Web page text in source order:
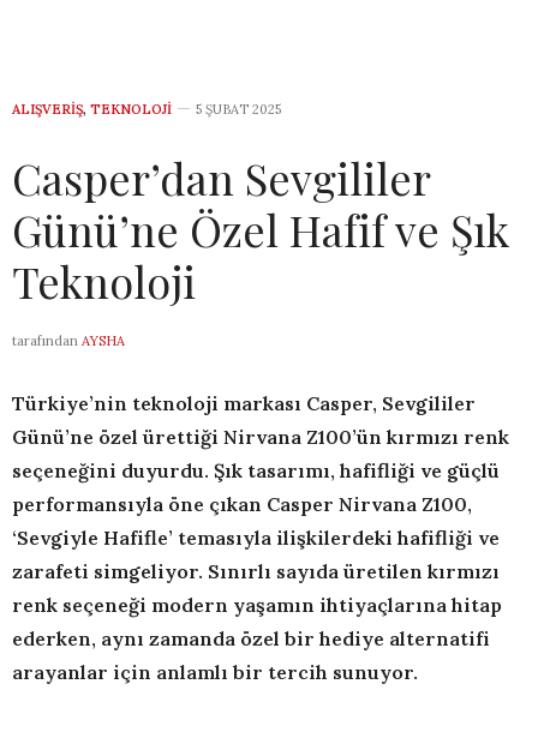
ALIŞVERIŞ, TEKNOLOJI 5 ŞUBAT 2025
Casper’dan Sevgililer
Günü’ne Özel Hafif ve Şık
Teknoloji
tarafından AYSHA
Türkiye’nin teknoloji markası Casper, Sevgililer
Günü’ne özel ürettiği Nirvana Z100’ün kırmızı renk
seçeneğini duyurdu. Şık tasarımı, hafifliği ve güçlü
performansıyla öne çıkan Casper Nirvana Z100,
‘Sevgiyle Hafifle’ temasıyla ilişkilerdeki hafifliği ve
zarafeti simgeliyor. Sınırlı sayıda üretilen kırmızı
renk seçeneği modern yaşamın ihtiyaçlarına hitap
ederken, aynı zamanda özel bir hediye alternatifi
arayanlar için anlamlı bir tercih sunuyor.